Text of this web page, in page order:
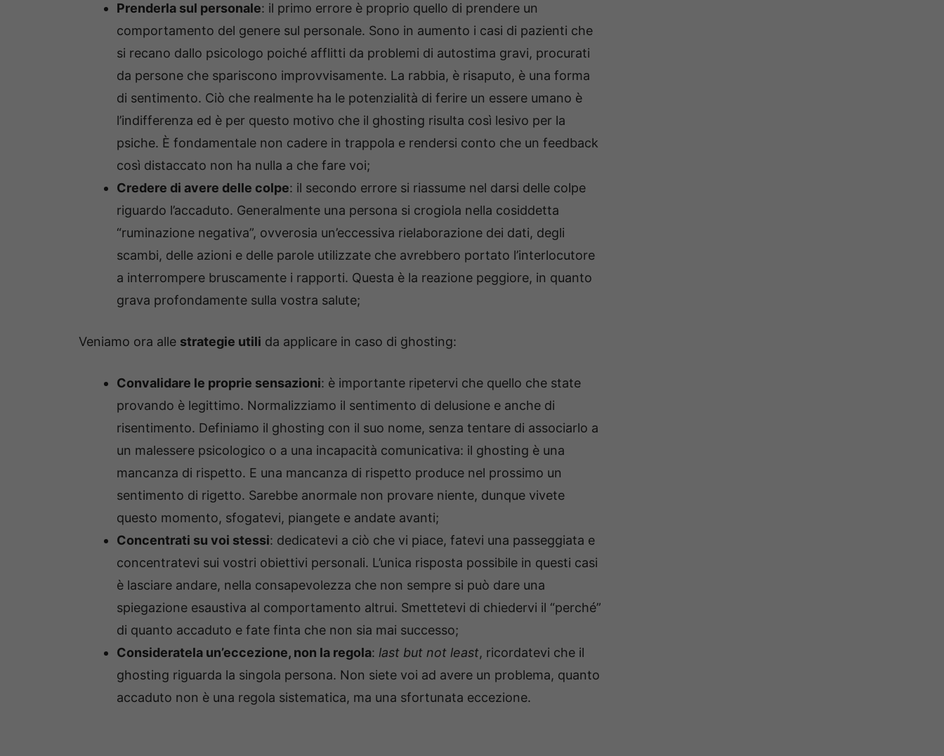
Prenderla sul personale: il primo errore è proprio quello di prendere un
comportamento del genere sul personale. Sono in aumento i casi di pazienti che
si recano dallo psicologo poiché afflitti da problemi di autostima gravi, procurati
da persone che spariscono improvvisamente. La rabbia, è risaputo, è una forma
di sentimento. Ciò che realmente ha le potenzialità di ferire un essere umano è
l’indifferenza ed è per questo motivo che il ghosting risulta così lesivo per la
psiche. È fondamentale non cadere in trappola e rendersi conto che un feedback
così distaccato non ha nulla a che fare voi;
Credere di avere delle colpe: il secondo errore si riassume nel darsi delle colpe
riguardo l’accaduto. Generalmente una persona si crogiola nella cosiddetta
“ruminazione negativa”, ovverosia un’eccessiva rielaborazione dei dati, degli
scambi, delle azioni e delle parole utilizzate che avrebbero portato l’interlocutore
a interrompere bruscamente i rapporti. Questa è la reazione peggiore, in quanto
grava profondamente sulla vostra salute;
Veniamo ora alle strategie utili da applicare in caso di ghosting:
Convalidare le proprie sensazioni: è importante ripetervi che quello che state
provando è legittimo. Normalizziamo il sentimento di delusione e anche di
risentimento. Definiamo il ghosting con il suo nome, senza tentare di associarlo a
un malessere psicologico o a una incapacità comunicativa: il ghosting è una
mancanza di rispetto. E una mancanza di rispetto produce nel prossimo un
sentimento di rigetto. Sarebbe anormale non provare niente, dunque vivete
questo momento, sfogatevi, piangete e andate avanti;
Concentrati su voi stessi: dedicatevi a ciò che vi piace, fatevi una passeggiata e
concentratevi sui vostri obiettivi personali. L’unica risposta possibile in questi casi
è lasciare andare, nella consapevolezza che non sempre si può dare una
spiegazione esaustiva al comportamento altrui. Smettetevi di chiedervi il “perché”
di quanto accaduto e fate finta che non sia mai successo;
Consideratela un’eccezione, non la regola: last but not least, ricordatevi che il
ghosting riguarda la singola persona. Non siete voi ad avere un problema, quanto
accaduto non è una regola sistematica, ma una sfortunata eccezione.